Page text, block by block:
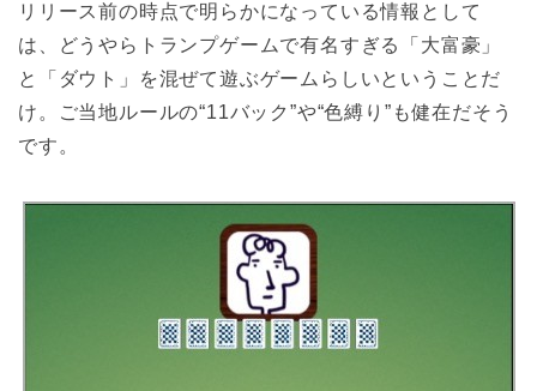
リリース前の時点で明らかになっている情報として
は、どうやらトランプゲームで有名すぎる「大富豪」
と「ダウト」を混ぜて遊ぶゲームらしいということだ
け。ご当地ルールの“11バック”や“色縛り”も健在だそう
です。